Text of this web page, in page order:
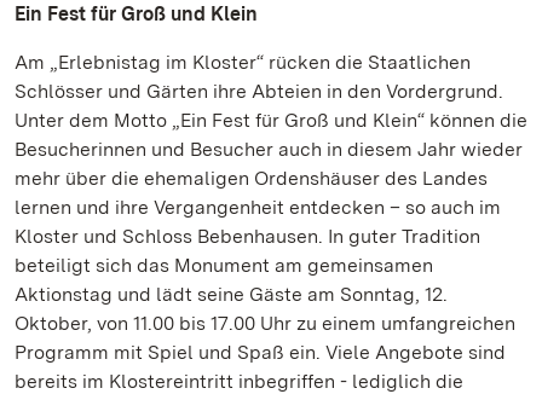
Ein Fest für Groß und Klein
Am „Erlebnistag im Kloster“ rücken die Staatlichen
Schlösser und Gärten ihre Abteien in den Vordergrund.
Unter dem Motto „Ein Fest für Groß und Klein“ können die
Besucherinnen und Besucher auch in diesem Jahr wieder
mehr über die ehemaligen Ordenshäuser des Landes
lernen und ihre Vergangenheit entdecken – so auch im
Kloster und Schloss Bebenhausen. In guter Tradition
beteiligt sich das Monument am gemeinsamen
Aktionstag und lädt seine Gäste am Sonntag, 12.
Oktober, von 11.00 bis 17.00 Uhr zu einem umfangreichen
Programm mit Spiel und Spaß ein. Viele Angebote sind
bereits im Klostereintritt inbegriffen - lediglich die